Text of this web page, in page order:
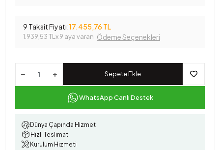
9 Taksit Fiyatı:17.455,76 TL
1.939,53 TL x 9 aya varan Ödeme Seçenekleri
Sepete Ekle
WhatsApp Canlı Destek
Dünya Çapında Hizmet
Hızlı Teslimat
Kurulum Hizmeti